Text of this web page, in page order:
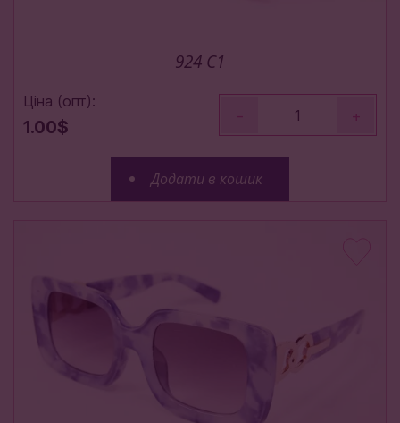
924 C1
Ціна (опт):
1.00$
- +
Додати в кошик